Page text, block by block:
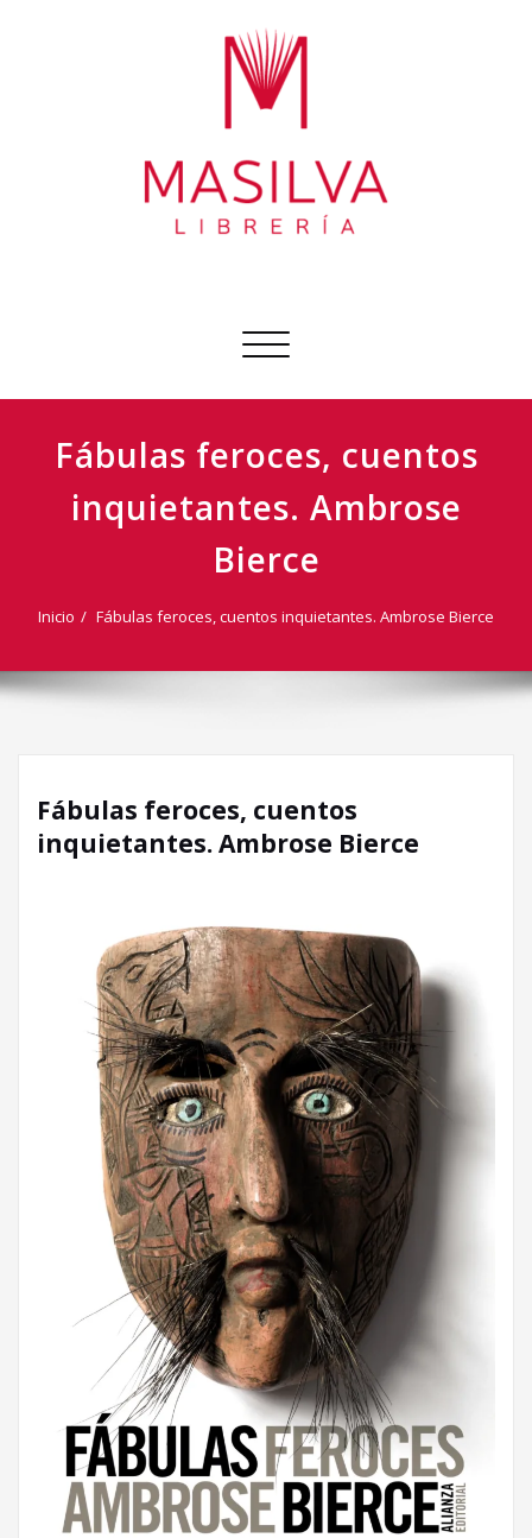
Cambiar
Fábulas feroces, cuentos
inquietantes. Ambrose
Bierce
Inicio Fábulas feroces, cuentos inquietantes. Ambrose Bierce
Fábulas feroces, cuentos
inquietantes. Ambrose Bierce